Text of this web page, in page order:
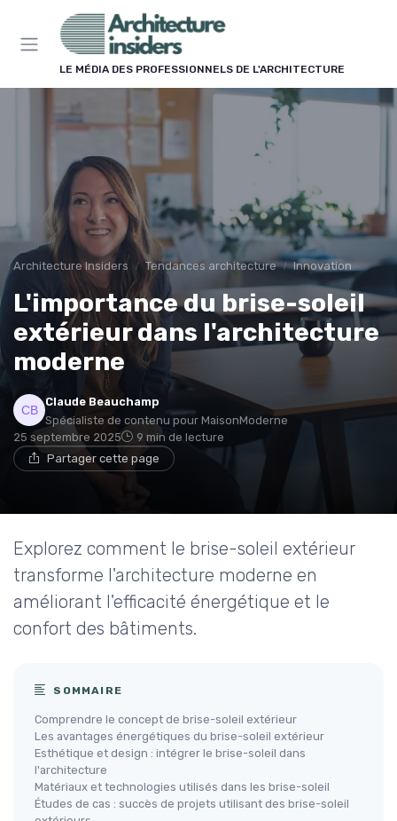
LE MÉDIA DES PROFESSIONNELS DE L'ARCHITECTURE
Architecture Insiders Tendances architecture Innovation
L'importance du brise-soleil
extérieur dans l'architecture
moderne
Claude Beauchamp
Spécialiste de contenu pour MaisonModerne
25 septembre 2025
9 min de lecture
Partager cette page
Explorez comment le brise-soleil extérieur
transforme l'architecture moderne en
améliorant l'efficacité énergétique et le
confort des bâtiments.
SOMMAIRE
Comprendre le concept de brise-soleil extérieur
Les avantages énergétiques du brise-soleil extérieur
Esthétique et design : intégrer le brise-soleil dans
l'architecture
Matériaux et technologies utilisés dans les brise-soleil
Études de cas : succès de projets utilisant des brise-soleil
Panneau de gestion des cookies